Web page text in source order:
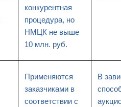
конкурентная
процедура, но
НМЦК не выше
10 млн. руб.
Применяются
заказчиками в
соответствии с
В